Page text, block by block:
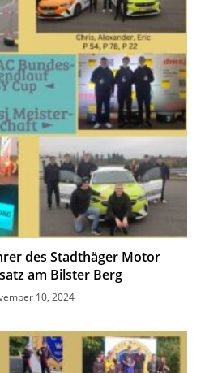
des Stadthäger Motor
am Bilster Berg
10, 2024